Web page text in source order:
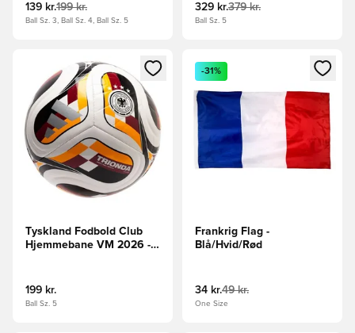
139 kr.199 kr.
Ball Sz. 3, Ball Sz. 4, Ball Sz. 5
329 kr.379 kr.
Ball Sz. 5
Åbner en Modal til at logge ind eller tilmelde dig som
Tyskland Fodbold Club
Hjemmebane VM 2026 -
199 kr.
Ball Sz. 5
Åbner en Modal til at logge
-31%
Frankrig Flag -
Blå/Hvid/Rød
34 kr.49 kr.
One Size